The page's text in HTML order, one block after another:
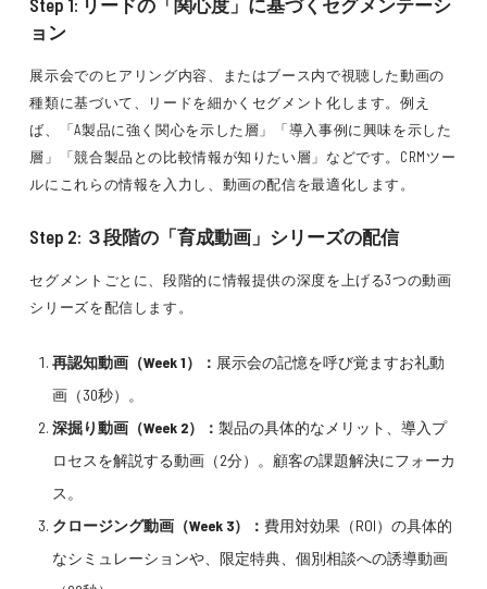
Step 1: リードの「関心度」に基づくセグメンテーシ
ョン
展示会でのヒアリング内容、またはブース内で視聴した動画の
種類に基づいて、リードを細かくセグメント化します。例え
ば、「A製品に強く関心を示した層」「導入事例に興味を示した
層」「競合製品との比較情報が知りたい層」などです。CRMツー
ルにこれらの情報を入力し、動画の配信を最適化します。
Step 2: ３段階の「育成動画」シリーズの配信
セグメントごとに、段階的に情報提供の深度を上げる3つの動画
シリーズを配信します。
再認知動画（Week 1）： 展示会の記憶を呼び覚ますお礼動
画（30秒）。
深掘り動画（Week 2）：製品の具体的なメリット、導入プ
ロセスを解説する動画（2分）。顧客の課題解決にフォーカ
ス。
クロージング動画（Week 3）： 費用対効果（ROI）の具体的
なシミュレーションや、限定特典、個別相談への誘導動画